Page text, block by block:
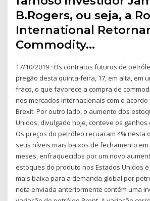
B.Rogers, ou seja, a
International Retornar
Commodity…
17/10/2019 · Os contratos futuros de
pregão desta quinta-feira, 17, em alta, em
fraco, o que favorece a compra de
nos mercados internacionais com o
Brexit. Por outro lado, o aumento dos
Unidos, divulgado hoje, conteve os ganhos
Os preços do petróleo recuaram 4% nesta
seus níveis mais baixos de fechamento em
meses, enfraquecidos por um novo
estoques do produto nos Estados Unidos
mais baixa para a demanda global por
nota enviada anteriormente contém uma